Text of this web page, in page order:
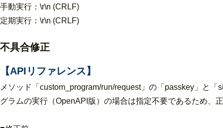
手動実行：\r\n (CRLF)
定期実行：\r\n (CRLF)
不具合修正
【APIリファレンス】
メソッド「custom_program/run/request」の「passkey」と
グラムの実行（OpenAPI版）の場合は指定不要であるため、